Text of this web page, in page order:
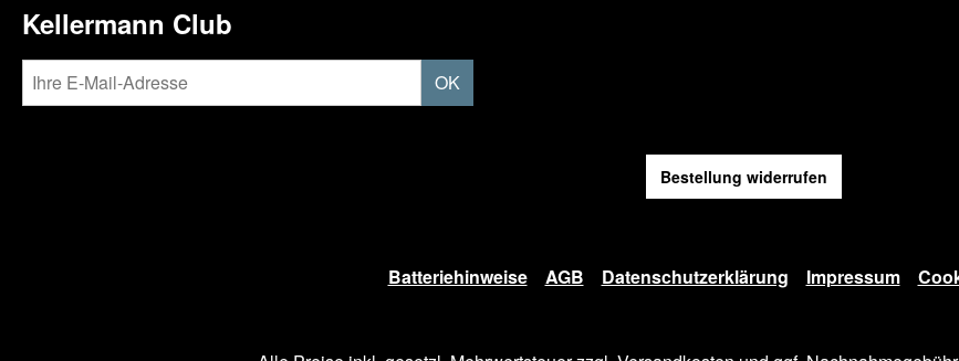
Kellermann Club
OK
Bestellung widerrufen
Batteriehinweise AGB Datenschutzerklärung Impressum